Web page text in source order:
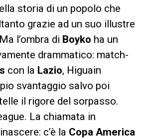
storia di un popolo che
grazie ad un suo illustre
l’ombra di Boyko ha un
drammatico: match-
con la Lazio, Higuain
svantaggio salvo poi
il rigore del sorpasso.
La chiamata in
c’è la Copa America